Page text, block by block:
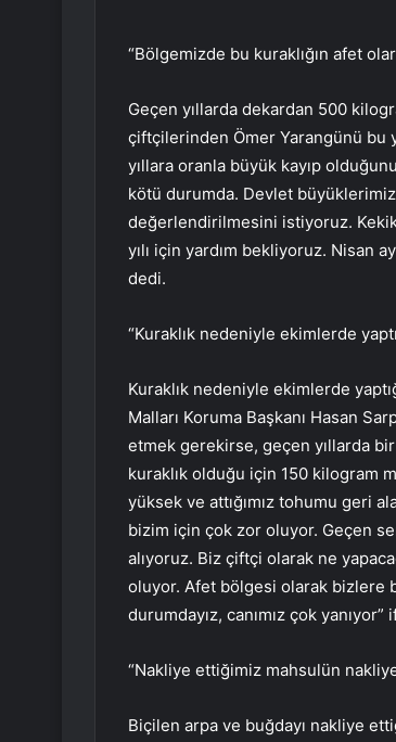
“Bölgemizde bu kuraklığın afet
Geçen yıllarda dekardan 500
çiftçilerinden Ömer Yarangünü bu
yıllara oranla büyük kayıp
kötü durumda. Devlet
değerlendirilmesini istiyoruz.
yılı için yardım bekliyoruz. Nisan
dedi.
“Kuraklık nedeniyle ekimlerde
Kuraklık nedeniyle ekimlerde
Malları Koruma Başkanı Hasan
etmek gerekirse, geçen yıllarda
kuraklık olduğu için 150 kilogram
yüksek ve attığımız tohumu geri
bizim için çok zor oluyor. Geçen
alıyoruz. Biz çiftçi olarak ne
oluyor. Afet bölgesi olarak bizlere
durumdayız, canımız çok
“Nakliye ettiğimiz mahsulün
Biçilen arpa ve buğdayı nakliye